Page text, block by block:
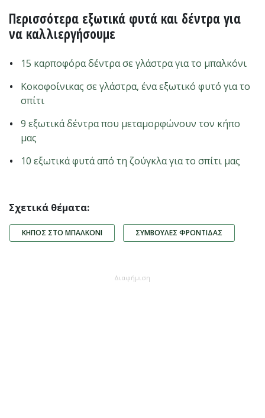
Περισσότερα εξωτικά φυτά και δέντρα για
να καλλιεργήσουμε
15 καρποφόρα δέντρα σε γλάστρα για το μπαλκόνι
Κοκοφοίνικας σε γλάστρα, ένα εξωτικό φυτό για το
σπίτι
9 εξωτικά δέντρα που μεταμορφώνουν τον κήπο
μας
10 εξωτικά φυτά από τη ζούγκλα για το σπίτι μας
Σχετικά θέματα:
ΚΉΠΟΣ ΣΤΟ ΜΠΑΛΚΌΝΙ ΣΥΜΒΟΥΛΈΣ ΦΡΟΝΤΊΔΑΣ
Διαφήμιση